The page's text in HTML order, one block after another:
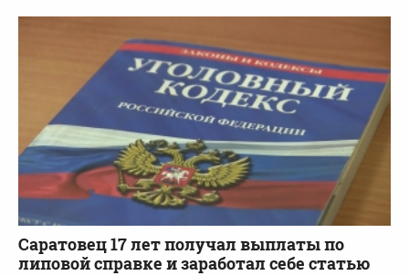
Саратовец 17 лет получал выплаты по
липовой справке и заработал себе статью